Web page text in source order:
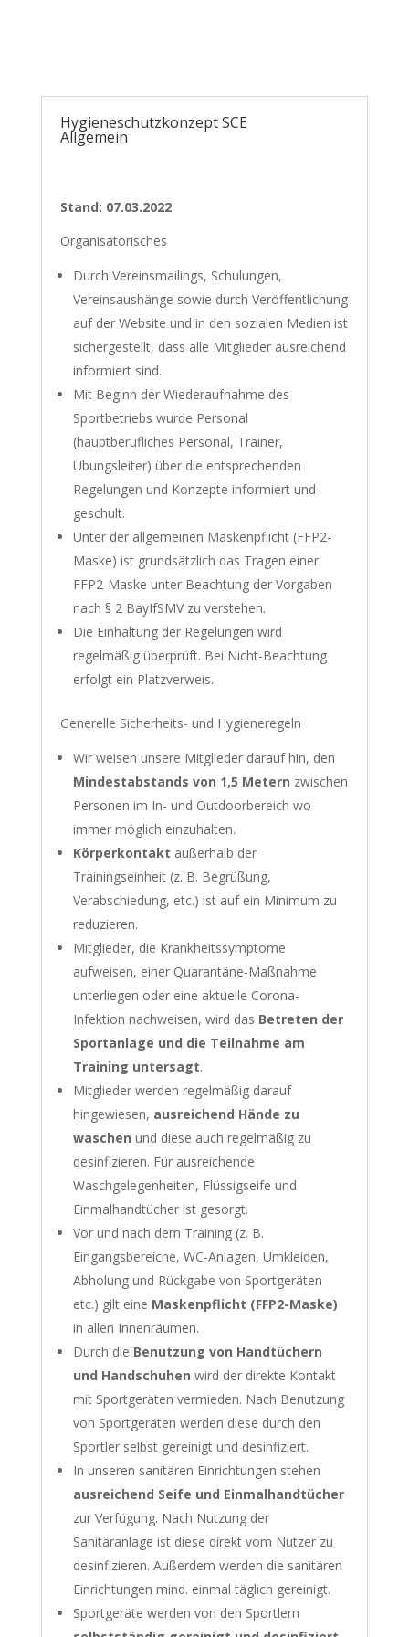
Hygieneschutzkonzept SCE
Allgemein
Stand: 07.03.2022
Organisatorisches
Durch Vereinsmailings, Schulungen,
Vereinsaushänge sowie durch Veröffentlichung
auf der Website und in den sozialen Medien ist
sichergestellt, dass alle Mitglieder ausreichend
informiert sind.
Mit Beginn der Wiederaufnahme des
Sportbetriebs wurde Personal
(hauptberufliches Personal, Trainer,
Übungsleiter) über die entsprechenden
Regelungen und Konzepte informiert und
geschult.
Unter der allgemeinen Maskenpflicht (FFP2-
Maske) ist grundsätzlich das Tragen einer
FFP2-Maske unter Beachtung der Vorgaben
nach § 2 BayIfSMV zu verstehen.
Die Einhaltung der Regelungen wird
regelmäßig überprüft. Bei Nicht-Beachtung
erfolgt ein Platzverweis.
Generelle Sicherheits- und Hygieneregeln
Wir weisen unsere Mitglieder darauf hin, den
Mindestabstands von 1,5 Metern zwischen
Personen im In- und Outdoorbereich wo
immer möglich einzuhalten.
Körperkontakt außerhalb der
Trainingseinheit (z. B. Begrüßung,
Verabschiedung, etc.) ist auf ein Minimum zu
reduzieren.
Mitglieder, die Krankheitssymptome
aufweisen, einer Quarantäne-Maßnahme
unterliegen oder eine aktuelle Corona-
Infektion nachweisen, wird das Betreten der
Sportanlage und die Teilnahme am
Training untersagt.
Mitglieder werden regelmäßig darauf
hingewiesen, ausreichend Hände zu
waschen und diese auch regelmäßig zu
desinfizieren. Für ausreichende
Waschgelegenheiten, Flüssigseife und
Einmalhandtücher ist gesorgt.
Vor und nach dem Training (z. B.
Eingangsbereiche, WC-Anlagen, Umkleiden,
Abholung und Rückgabe von Sportgeräten
etc.) gilt eine Maskenpflicht (FFP2-Maske)
in allen Innenräumen.
Durch die Benutzung von Handtüchern
und Handschuhen wird der direkte Kontakt
mit Sportgeräten vermieden. Nach Benutzung
von Sportgeräten werden diese durch den
Sportler selbst gereinigt und desinfiziert.
In unseren sanitären Einrichtungen stehen
ausreichend Seife und Einmalhandtücher
zur Verfügung. Nach Nutzung der
Sanitäranlage ist diese direkt vom Nutzer zu
desinfizieren. Außerdem werden die sanitären
Einrichtungen mind. einmal täglich gereinigt.
Sportgeräte werden von den Sportlern